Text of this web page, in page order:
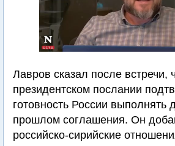
Лавров сказал после встречи,
президентском послании
готовность России выполнять
прошлом соглашения. Он
российско-сирийские